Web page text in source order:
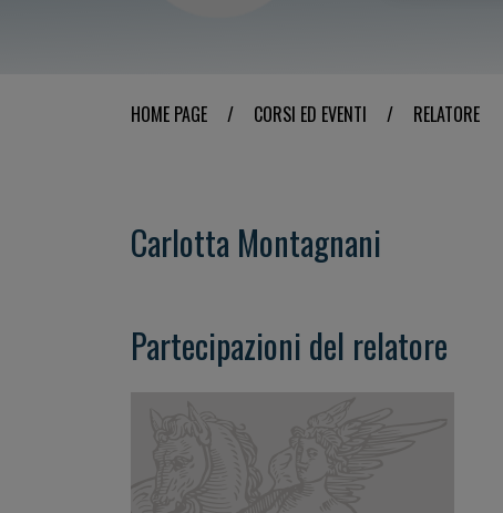
HOME PAGE / CORSI ED EVENTI / RELATORE
Carlotta Montagnani
Partecipazioni del relatore